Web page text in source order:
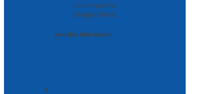
dobre vyspíme.
Ďakujem Miloš.
Jaroslav Nekoranec